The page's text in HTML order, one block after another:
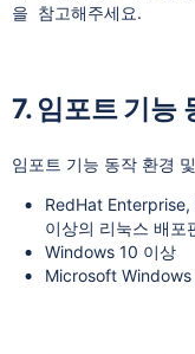
을 참고해주세요.
7. 임포트 기능
임포트 기능 동작 환경
RedHat
이상의 리눅스 배포
Windows 10 이상
Microsoft